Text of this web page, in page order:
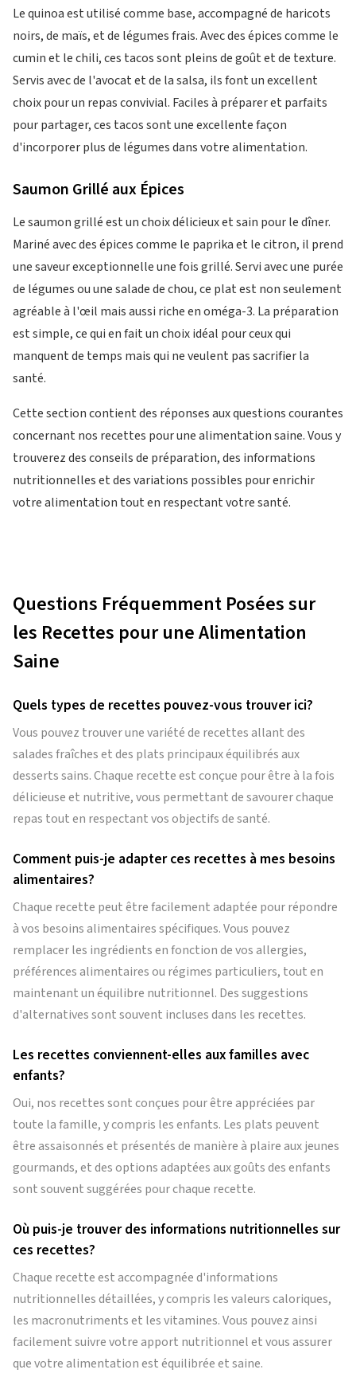
Le quinoa est utilisé comme base, accompagné de haricots
noirs, de maïs, et de légumes frais. Avec des épices comme le
cumin et le chili, ces tacos sont pleins de goût et de texture.
Servis avec de l'avocat et de la salsa, ils font un excellent
choix pour un repas convivial. Faciles à préparer et parfaits
pour partager, ces tacos sont une excellente façon
d'incorporer plus de légumes dans votre alimentation.
Saumon Grillé aux Épices
Le saumon grillé est un choix délicieux et sain pour le dîner.
Mariné avec des épices comme le paprika et le citron, il prend
une saveur exceptionnelle une fois grillé. Servi avec une purée
de légumes ou une salade de chou, ce plat est non seulement
agréable à l'œil mais aussi riche en oméga-3. La préparation
est simple, ce qui en fait un choix idéal pour ceux qui
manquent de temps mais qui ne veulent pas sacrifier la
santé.
Cette section contient des réponses aux questions courantes
concernant nos recettes pour une alimentation saine. Vous y
trouverez des conseils de préparation, des informations
nutritionnelles et des variations possibles pour enrichir
votre alimentation tout en respectant votre santé.
Questions Fréquemment Posées sur
les Recettes pour une Alimentation
Saine
Quels types de recettes pouvez-vous trouver ici?
Vous pouvez trouver une variété de recettes allant des
salades fraîches et des plats principaux équilibrés aux
desserts sains. Chaque recette est conçue pour être à la fois
délicieuse et nutritive, vous permettant de savourer chaque
repas tout en respectant vos objectifs de santé.
Comment puis-je adapter ces recettes à mes besoins
alimentaires?
Chaque recette peut être facilement adaptée pour répondre
à vos besoins alimentaires spécifiques. Vous pouvez
remplacer les ingrédients en fonction de vos allergies,
préférences alimentaires ou régimes particuliers, tout en
maintenant un équilibre nutritionnel. Des suggestions
d'alternatives sont souvent incluses dans les recettes.
Les recettes conviennent-elles aux familles avec
enfants?
Oui, nos recettes sont conçues pour être appréciées par
toute la famille, y compris les enfants. Les plats peuvent
être assaisonnés et présentés de manière à plaire aux jeunes
gourmands, et des options adaptées aux goûts des enfants
sont souvent suggérées pour chaque recette.
Où puis-je trouver des informations nutritionnelles sur
ces recettes?
Chaque recette est accompagnée d'informations
nutritionnelles détaillées, y compris les valeurs caloriques,
les macronutriments et les vitamines. Vous pouvez ainsi
facilement suivre votre apport nutritionnel et vous assurer
que votre alimentation est équilibrée et saine.